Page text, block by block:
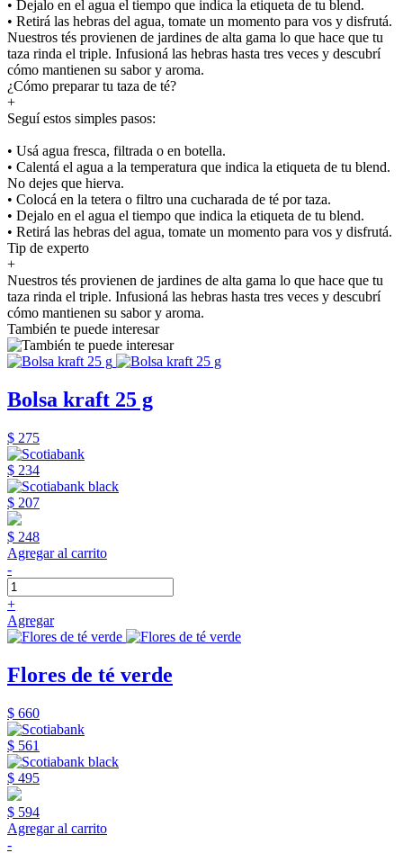
• Dejalo en el agua el tiempo que indica la etiqueta de tu blend.
• Retirá las hebras del agua, tomate un momento para vos y disfrutá.
Nuestros tés provienen de jardines de alta gama lo que hace que tu
taza rinda el triple. Infusioná las hebras hasta tres veces y descubrí
cómo mantienen su sabor y aroma.
¿Cómo preparar tu taza de té?
+
Seguí estos simples pasos:
• Usá agua fresca, filtrada o en botella.
• Calentá el agua a la temperatura que indica la etiqueta de tu blend.
No dejes que hierva.
• Colocá en la tetera o filtro una cucharada de té por taza.
• Dejalo en el agua el tiempo que indica la etiqueta de tu blend.
• Retirá las hebras del agua, tomate un momento para vos y disfrutá.
Tip de experto
+
Nuestros tés provienen de jardines de alta gama lo que hace que tu
taza rinda el triple. Infusioná las hebras hasta tres veces y descubrí
cómo mantienen su sabor y aroma.
También te puede interesar
Bolsa kraft 25 g
$ 275
$ 234
$ 207
$ 248
Agregar al carrito
-
+
Agregar
Flores de té verde
$ 660
$ 561
$ 495
$ 594
Agregar al carrito
-